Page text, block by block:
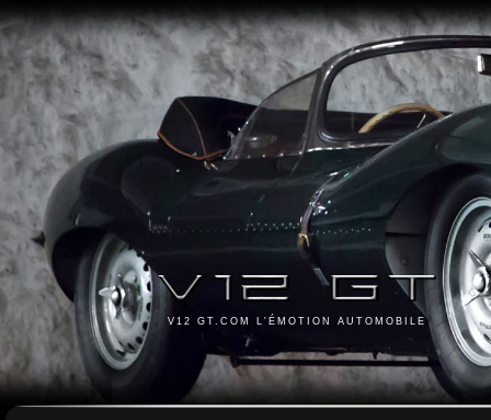
V12 GT.COM L'ÉMOTION AUTOMOBILE